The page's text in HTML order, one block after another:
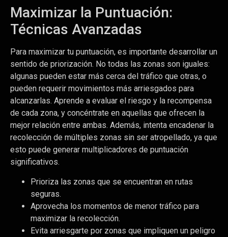
Maximizar la Puntuación:
Técnicas Avanzadas
Para maximizar tu puntuación, es importante desarrollar un
sentido de priorización. No todas las zonas son iguales:
algunas pueden estar más cerca del tráfico que otras, o
pueden requerir movimientos más arriesgados para
alcanzarlas. Aprende a evaluar el riesgo y la recompensa
de cada zona, y concéntrate en aquellas que ofrecen la
mejor relación entre ambas. Además, intenta encadenar la
recolección de múltiples zonas sin ser atropellado, ya que
esto puede generar multiplicadores de puntuación
significativos.
Prioriza las zonas que se encuentran en rutas
seguras.
Aprovecha los momentos de menor tráfico para
maximizar la recolección.
Evita arriesgarte por zonas que impliquen un peligro